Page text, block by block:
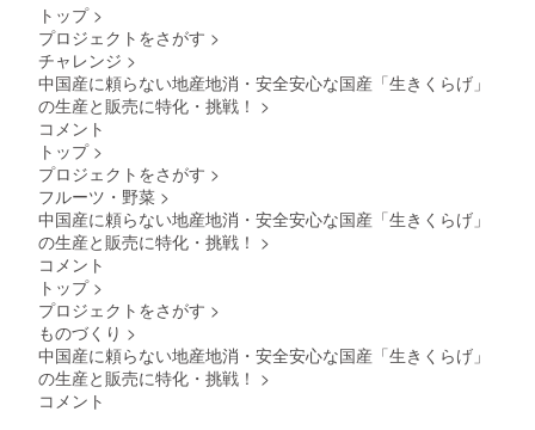
で、追
加商品
お持ち
のポイ
イント
残は、
トップ >
プロジェクトをさがす >
チャレンジ >
中国産に頼らない地産地消・安全安心な国産「生きくらげ」
の生産と販売に特化・挑戦！ >
コメント
トップ >
プロジェクトをさがす >
フルーツ・野菜 >
中国産に頼らない地産地消・安全安心な国産「生きくらげ」
の生産と販売に特化・挑戦！ >
コメント
トップ >
プロジェクトをさがす >
ものづくり >
中国産に頼らない地産地消・安全安心な国産「生きくらげ」
の生産と販売に特化・挑戦！ >
コメント